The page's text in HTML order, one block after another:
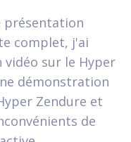
présentation
complet, j'ai
vidéo sur le Hyper
démonstration
Zendure et
de